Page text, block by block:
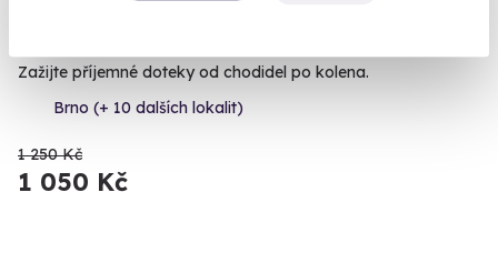
Zažijte příjemné doteky od chodidel po kolena.
Brno (+ 10 dalších lokalit)
1 250 Kč
1 050 Kč